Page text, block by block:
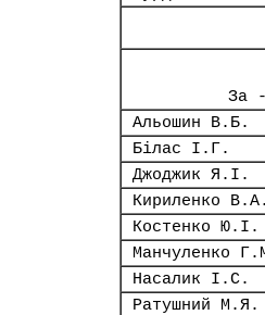
За
Альошин В.Б.
Білас І.Г.
Джоджик Я.І.
Кириленко В.А.
Костенко Ю.І.
Манчуленко
Насалик І.С.
Ратушний М.Я.